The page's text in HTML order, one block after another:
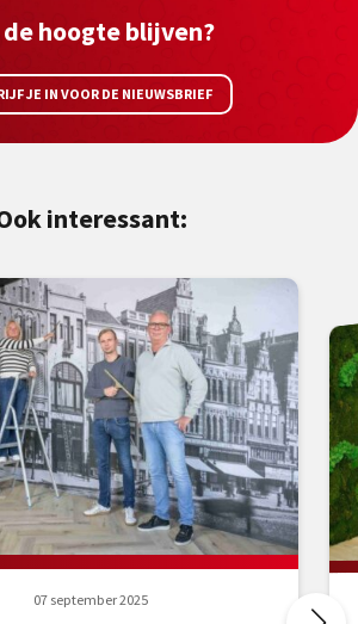
de hoogte blijven?
JE IN VOOR DE NIEUWSBRIEF
interessant:
07 september 2025